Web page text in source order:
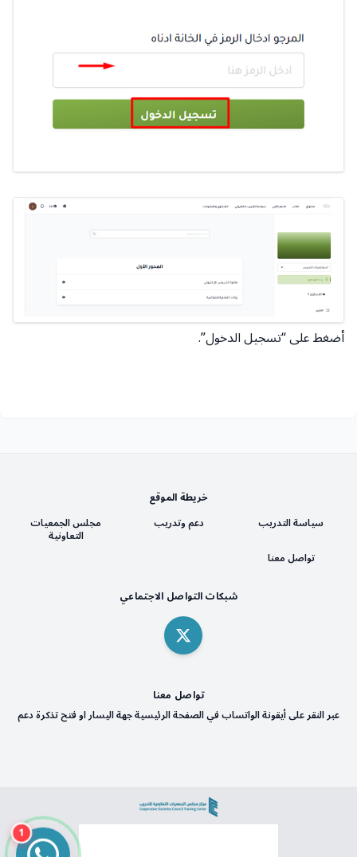
أضغط على “تسجيل الدخول”.
خريطة الموقع
سياسة التدريب
دعم وتدريب مجلس الجمعيات
التعاونية
تواصل معنا
شبكات التواصل الاجتماعي
تواصل معنا
عبر النقر على أيقونة الواتساب في الصفحة الرئيسية جهة اليسار او فتح تذكرة دعم
1